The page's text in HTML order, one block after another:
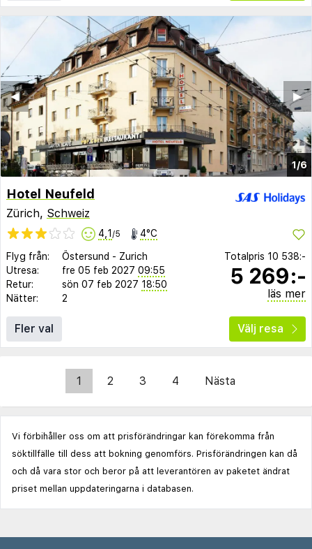
1/6
▶︎
◀︎
Hotel Neufeld
Zürich, Schweiz
4,1 /5 4°C
Flyg från: Östersund - Zurich
Utresa:
fre 05 feb 2027 09:55
Retur:
sön 07 feb 2027 18:50
Nätter:
2
Totalpris 10 538:-
5 269:-
läs mer
Fler val Välj resa
1 2 3 4 Nästa
Vi förbihåller oss om att prisförändringar kan förekomma från
söktillfälle till dess att bokning genomförs. Prisförändringen kan då
och då vara stor och beror på att leverantören av paketet ändrat
priset mellan uppdateringarna i databasen.